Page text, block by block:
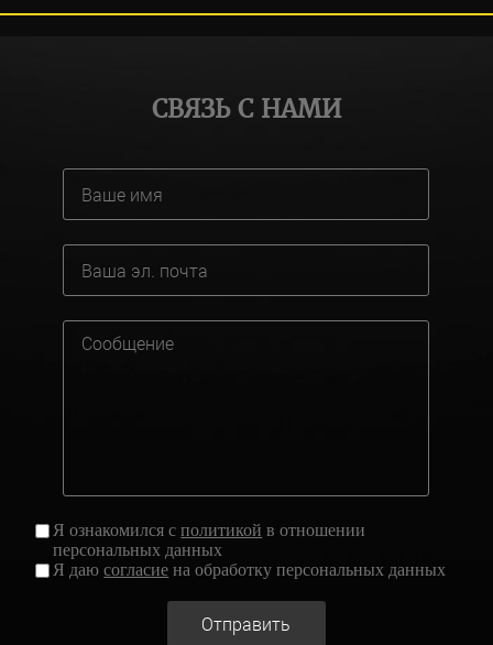
СВЯЗЬ С НАМИ
Я ознакомился сполитикой в отношении
персональных данных
Я даюсогласие на обработку персональных данных
Отправить